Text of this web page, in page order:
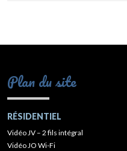
Plan du site
RÉSIDENTIEL
Vidéo JV – 2 fils intégral
Vidéo JO Wi-Fi